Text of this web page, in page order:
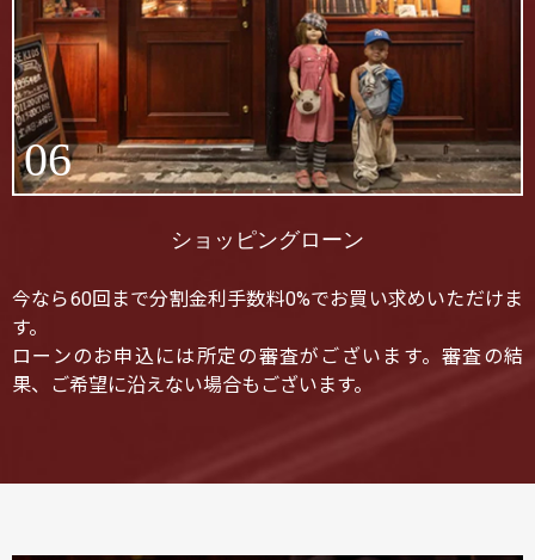
06
ショッピングローン
今なら60回まで分割金利手数料0%でお買い求めいただけま
す。
ローンのお申込には所定の審査がございます。審査の結
果、ご希望に沿えない場合もございます。